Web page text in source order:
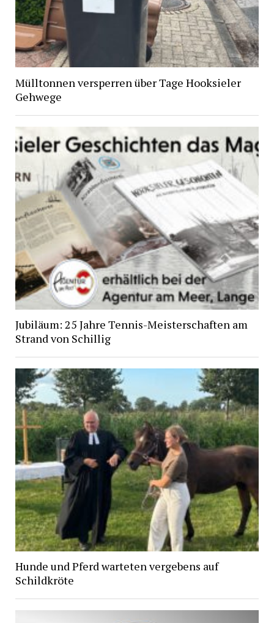
Mülltonnen versperren über Tage Hooksieler
Gehwege
Jubiläum: 25 Jahre Tennis-Meisterschaften am
Strand von Schillig
Hunde und Pferd warteten vergebens auf
Schildkröte